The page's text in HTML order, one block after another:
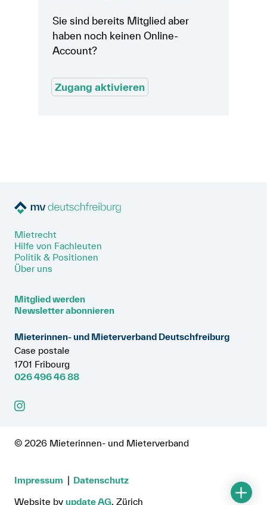
Sie sind bereits Mitglied aber
haben noch keinen Online-
Account?
Zugang aktivieren
Mietrecht
Hilfe von Fachleuten
Politik & Positionen
Über uns
Mitglied werden
Newsletter abonnieren
Mieterinnen- und Mieterverband Deutschfreiburg
Case postale
1701 Fribourg
026 496 46 88
© 2026 Mieterinnen- und Mieterverband
Impressum
Datenschutz
Website by update AG, Zürich